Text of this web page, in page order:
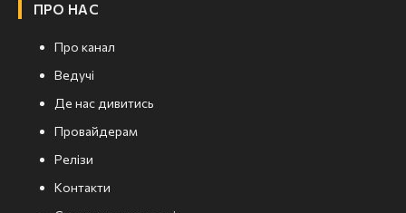
ПРО НАС
Про канал
Ведучі
Де нас дивитись
Провайдерам
Релізи
Контакти